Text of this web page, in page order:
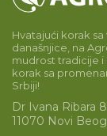
Hvatajući korak
današnjice, na
mudrost tradicije
korak sa
Srbiji!
Dr Ivana Ribara
11070 Novi